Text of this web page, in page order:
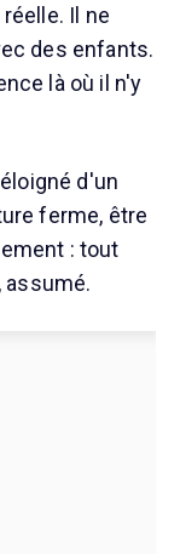
Il ne
des enfants.
là où il n'y
d'un
ferme, être
: tout
assumé.